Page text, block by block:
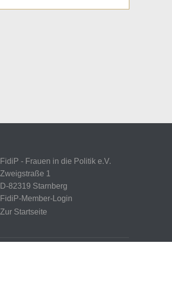
FidiP - Frauen in die Politik e.V.
Zweigstraße 1
D-82319 Starnberg
FidiP-Member-Login
Zur Startseite